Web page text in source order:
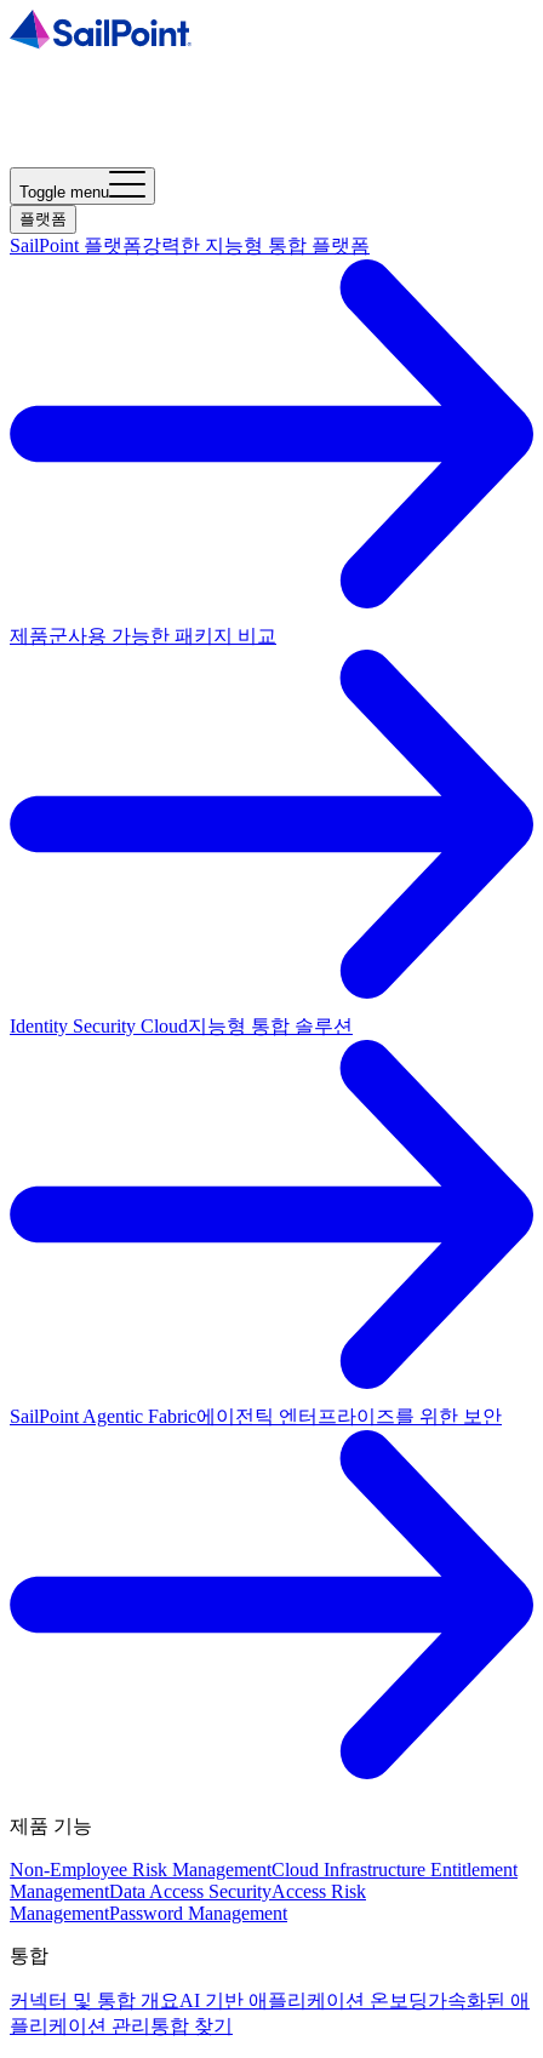
Toggle menu
플랫폼
SailPoint 플랫폼강력한 지능형 통합 플랫폼
제품군사용 가능한 패키지 비교
Identity Security Cloud지능형 통합 솔루션
SailPoint Agentic Fabric에이전틱 엔터프라이즈를 위한 보안
제품 기능
Non-Employee Risk ManagementCloud Infrastructure Entitlement
ManagementData Access SecurityAccess Risk
ManagementPassword Management
통합
커넥터 및 통합 개요AI 기반 애플리케이션 온보딩가속화된 애
플리케이션 관리 통합 찾기